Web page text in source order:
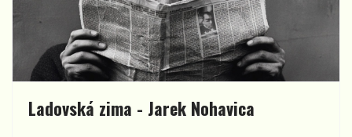
Ladovská zima - Jarek Nohavica